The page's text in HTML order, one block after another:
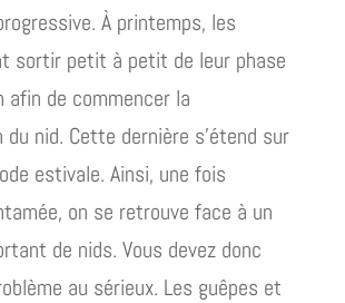
À printemps, les
sortir petit à petit de leur phase
afin de commencer la
nid. Cette dernière s’étend sur
estivale. Ainsi, une fois
on se retrouve face à un
de nids. Vous devez donc
au sérieux. Les guêpes et